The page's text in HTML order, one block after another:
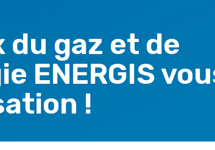
gaz et de
ENERGIS
!